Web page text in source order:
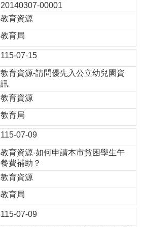
20140307-00001
教育資源
教育局
115-07-15
教育資源-請問優先入公立幼兒園資
訊
教育資源
教育局
115-07-09
教育資源-如何申請本市貧困學生午
餐費補助？
教育資源
教育局
115-07-09